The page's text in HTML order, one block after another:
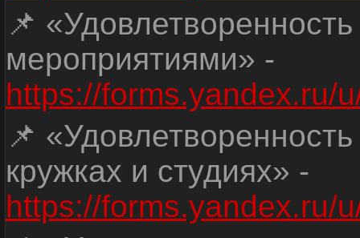
📌
мероприятиями» -
https://forms.yandex.ru/
📌
кружках и студиях» -
https://forms.yandex.ru/